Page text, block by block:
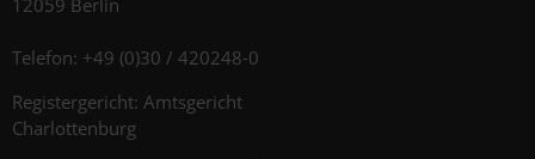
12059 Berlin
Telefon: +49 (0)30 / 420248-0
Registergericht: Amtsgericht
Charlottenburg